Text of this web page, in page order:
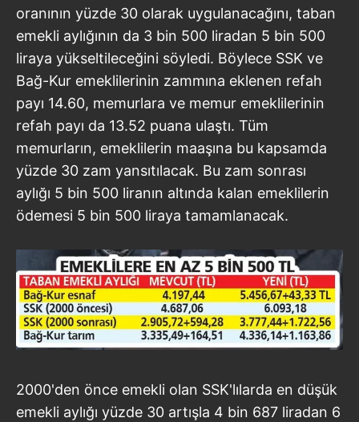
oranının yüzde 30 olarak uygulanacağını, taban
emekli aylığının da 3 bin 500 liradan 5 bin 500
liraya yükseltileceğini söyledi. Böylece SSK ve
Bağ-Kur emeklilerinin zammına eklenen refah
payı 14.60, memurlara ve memur emeklilerinin
refah payı da 13.52 puana ulaştı. Tüm
memurların, emeklilerin maaşına bu kapsamda
yüzde 30 zam yansıtılacak. Bu zam sonrası
aylığı 5 bin 500 liranın altında kalan emeklilerin
ödemesi 5 bin 500 liraya tamamlanacak.
2000'den önce emekli olan SSK'lılarda en düşük
emekli aylığı yüzde 30 artışla 4 bin 687 liradan 6